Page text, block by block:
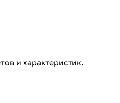
и характеристик.